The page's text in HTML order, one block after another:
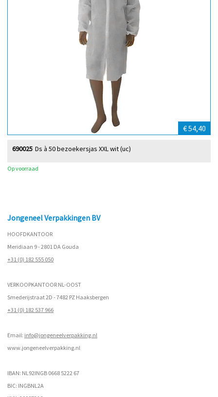
€ 54,40
Ds à 50 bezoekersjas XXL wit (uc)
690025
Op voorraad
Jongeneel Verpakkingen BV
HOOFDKANTOOR
Meridiaan 9 - 2801 DA Gouda
+31 (0) 182 555 050
VERKOOPKANTOOR NL-OOST
Smederijstraat 2D - 7482 PZ Haaksbergen
+31 (0) 182 537 966
Email: info@jongeneelverpakking.nl
www.jongeneelverpakking.nl
IBAN: NL92INGB 0668 5222 67
BIC: INGBNL2A